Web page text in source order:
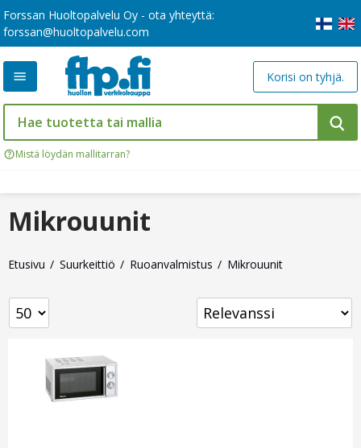
Forssan Huoltopalvelu Oy - ota yhteyttä:
forssan@huoltopalvelu.com
Mistä löydän mallitarran?
Korisi on tyhjä.
Etusivu Suurkeittiö Ruoanvalmistus Mikrouunit
Mikrouunit